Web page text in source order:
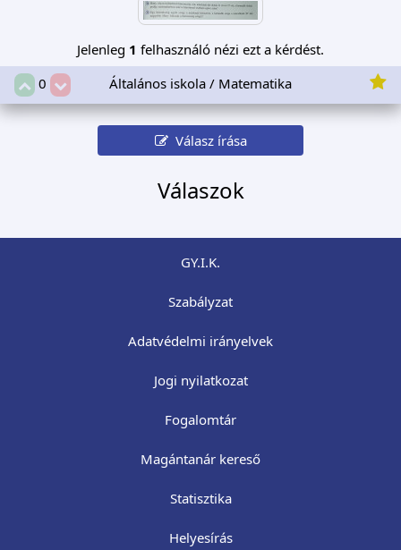
Jelenleg 1 felhasználó nézi ezt a kérdést.
0
Általános iskola / Matematika
Válasz írása
Válaszok
GY.I.K.
Szabályzat
Adatvédelmi irányelvek
Jogi nyilatkozat
Fogalomtár
Magántanár kereső
Statisztika
Helyesírás